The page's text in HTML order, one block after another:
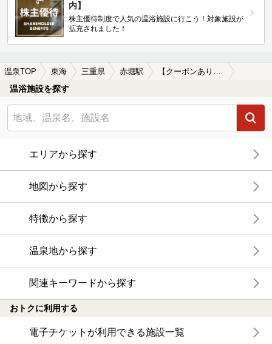
内】
株主優待制度で人気の温浴施設に行こう！対象施設が
拡充されました！
温泉TOP 東海 三重県 赤堀駅 【クーポンあり】食事が楽しめる赤堀駅近くの温泉、日帰り温泉、スーパー銭湯おすすめ
温浴施設を探す
エリアから探す
地図から探す
特徴から探す
温泉地から探す
関連キーワードから探す
おトクに利用する
電子チケットが利用できる施設一覧